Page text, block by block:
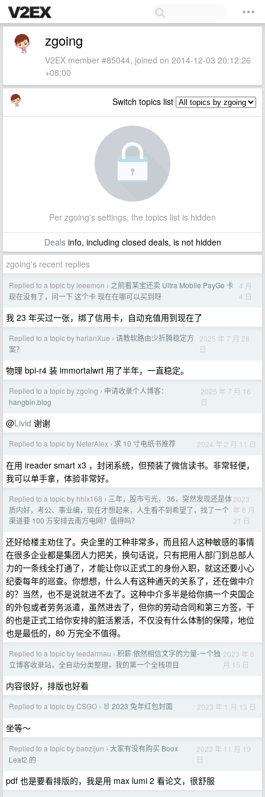
zgoing
V2EX member #85044, joined on 2014-12-03 20:12:26
+08:00
Switch topics list
Per zgoing's settings, the topics list is hidden
Dealsinfo, including closed deals, is not hidden
zgoing's recent replies
Replied to a topic by leeemon › 之前看某宝还卖 Ultra Mobile PayGo 卡
现在没有了，问一下 这个卡 现在在哪可以买到呀
4 月
4 日
我 23 年买过一张，绑了信用卡，自动充值用到现在了
Replied to a topic by harlanXue › 请教软路由少折腾稳定方
案？
2025 年 7 月 28
日
物理 bpi-r4 装 immortalwrt 用了半年，一直稳定。
Replied to a topic by zgoing › 申请收录个人博客：
hangbin.blog
2025 年 7 月 16
日
@Livid 谢谢
Replied to a topic by NeterAlex › 求 10 寸电纸书推荐 2024 年 2 月 11 日
在用 ireader smart x3 ，封闭系统，但预装了微信读书。非常轻便，
我可以单手拿，体验非常好。
Replied to a topic by hhlx168 › 三年，股市亏光， 36，突然发现还是体
质内好，考公、事业编，现在才想起来，人生看不到希望了，找了一个
渠道要 100 万安排去南方电网？值得吗？
2023
年 8 月
21 日
还好给楼主劝住了。央企里的工种非常多，而且招人这种敏感的事情
在很多企业都是集团人力把关，换句话说，只有把用人部门到总部人
力的一条线全打通了，才能让你以正式工的身份入职，就这还要小心
纪委每年的巡查。你想想，什么人有这种通天的关系了，还在做中介
的？当然，也不是说就进不去了。这种中介多半是给你搞一个央国企
的外包或者劳务派遣，虽然进去了，但你的劳动合同和第三方签，干
的也是正式工给你安排的脏活累活，不仅没有什么体制的保障，地位
也是最低的，80 万完全不值得。
Replied to a topic by leedarmau › 积薪·依然相信文字的力量-一个独
立博客收录站，全自动分类整理，我的第一个全栈项目
2023 年 6
月 15 日
内容很好，排版也好看
Replied to a topic by CSGO › 🐰 2023 兔年红包封面 2023 年 1 月 13 日
坐等～
Replied to a topic by baozijun › 大家有没有购买 Boox
Leaf2 的
2022 年 11 月 19
日
pdf 也是要看排版的，我是用 max lumi 2 看论文，很舒服